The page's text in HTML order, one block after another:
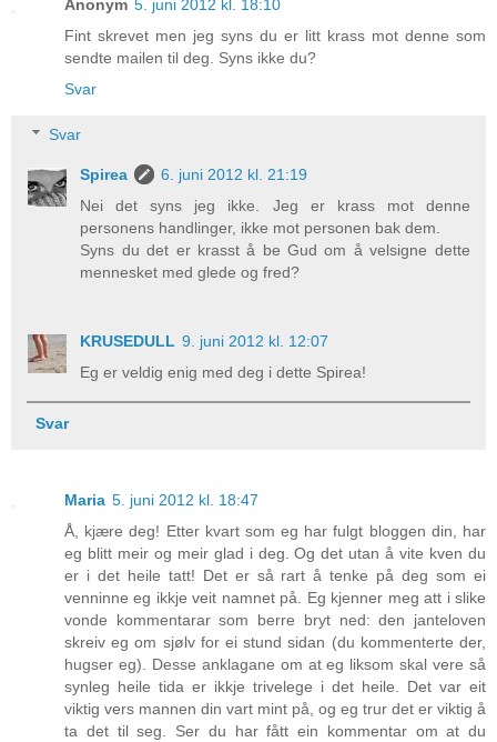
Anonym 5. juni 2012 kl. 18:10
Fint skrevet men jeg syns du er litt krass mot denne som
sendte mailen til deg. Syns ikke du?
Svar
Svar
Spirea
6. juni 2012 kl. 21:19
Nei det syns jeg ikke. Jeg er krass mot denne
personens handlinger, ikke mot personen bak dem.
Syns du det er krasst å be Gud om å velsigne dette
mennesket med glede og fred?
KRUSEDULL 9. juni 2012 kl. 12:07
Eg er veldig enig med deg i dette Spirea!
Svar
Maria 5. juni 2012 kl. 18:47
Å, kjære deg! Etter kvart som eg har fulgt bloggen din, har
eg blitt meir og meir glad i deg. Og det utan å vite kven du
er i det heile tatt! Det er så rart å tenke på deg som ei
venninne eg ikkje veit namnet på. Eg kjenner meg att i slike
vonde kommentarar som berre bryt ned: den janteloven
skreiv eg om sjølv for ei stund sidan (du kommenterte der,
hugser eg). Desse anklagane om at eg liksom skal vere så
synleg heile tida er ikkje trivelege i det heile. Det var eit
viktig vers mannen din vart mint på, og eg trur det er viktig å
ta det til seg. Ser du har fått ein kommentar om at du